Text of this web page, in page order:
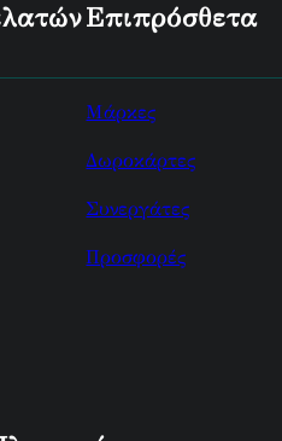
Επιπρόσθετα
Μάρκες
Δωροκάρτες
Συνεργάτες
Προσφορές